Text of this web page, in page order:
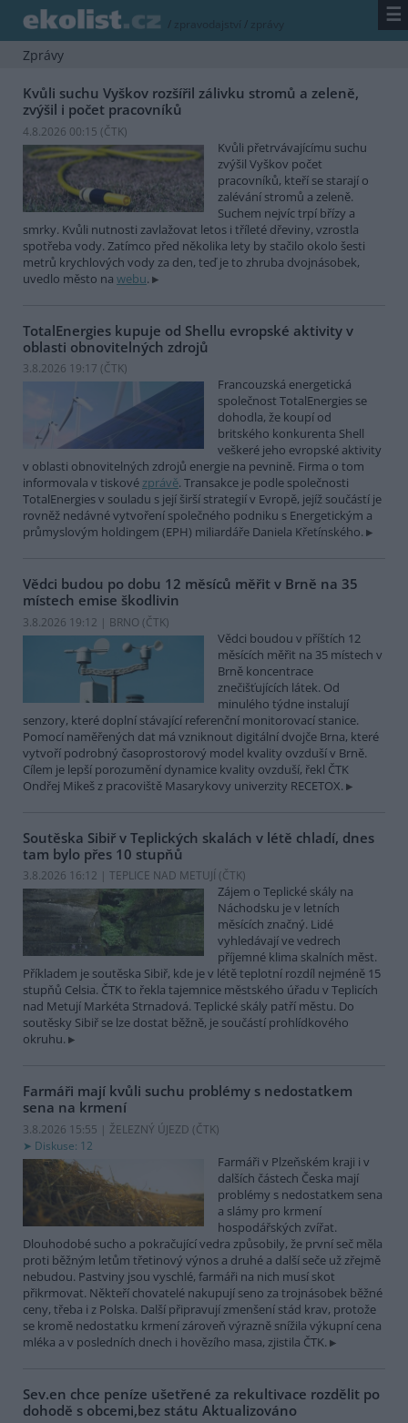
/ zpravodajství / zprávy ☰
Zprávy
Kvůli suchu Vyškov rozšířil zálivku stromů a zeleně,
zvýšil i počet pracovníků
4.8.2026 00:15 (ČTK)
Kvůli přetrvávajícímu suchu
zvýšil Vyškov počet
pracovníků, kteří se starají o
zalévání stromů a zeleně.
Suchem nejvíc trpí břízy a
smrky. Kvůli nutnosti zavlažovat letos i tříleté dřeviny, vzrostla
spotřeba vody. Zatímco před několika lety by stačilo okolo šesti
metrů krychlových vody za den, teď je to zhruba dvojnásobek,
uvedlo město na webu.
TotalEnergies kupuje od Shellu evropské aktivity v
oblasti obnovitelných zdrojů
3.8.2026 19:17 (ČTK)
Francouzská energetická
společnost TotalEnergies se
dohodla, že koupí od
britského konkurenta Shell
veškeré jeho evropské aktivity
v oblasti obnovitelných zdrojů energie na pevnině. Firma o tom
informovala v tiskovézprávě. Transakce je podle společnosti
TotalEnergies v souladu s její širší strategií v Evropě, jejíž součástí je
rovněž nedávné vytvoření společného podniku s Energetickým a
průmyslovým holdingem (EPH) miliardáře Daniela Křetínského.
Vědci budou po dobu 12 měsíců měřit v Brně na 35
místech emise škodlivin
3.8.2026 19:12 | BRNO (ČTK)
Vědci boudou v příštích 12
měsících měřit na 35 místech v
Brně koncentrace
znečišťujících látek. Od
minulého týdne instalují
senzory, které doplní stávající referenční monitorovací stanice.
Pomocí naměřených dat má vzniknout digitální dvojče Brna, které
vytvoří podrobný časoprostorový model kvality ovzduší v Brně.
Cílem je lepší porozumění dynamice kvality ovzduší, řekl ČTK
Ondřej Mikeš z pracoviště Masarykovy univerzity RECETOX.
Soutěska Sibiř v Teplických skalách v létě chladí, dnes
tam bylo přes 10 stupňů
3.8.2026 16:12 | TEPLICE NAD METUJÍ (ČTK)
Zájem o Teplické skály na
Náchodsku je v letních
měsících značný. Lidé
vyhledávají ve vedrech
příjemné klima skalních měst.
Příkladem je soutěska Sibiř, kde je v létě teplotní rozdíl nejméně 15
stupňů Celsia. ČTK to řekla tajemnice městského úřadu v Teplicích
nad Metují Markéta Strnadová. Teplické skály patří městu. Do
soutěsky Sibiř se lze dostat běžně, je součástí prohlídkového
okruhu.
Farmáři mají kvůli suchu problémy s nedostatkem
sena na krmení
3.8.2026 15:55 | ŽELEZNÝ ÚJEZD (ČTK)
Diskuse: 12
Farmáři v Plzeňském kraji i v
dalších částech Česka mají
problémy s nedostatkem sena
a slámy pro krmení
hospodářských zvířat.
Dlouhodobé sucho a pokračující vedra způsobily, že první seč měla
proti běžným letům třetinový výnos a druhé a další seče už zřejmě
nebudou. Pastviny jsou vyschlé, farmáři na nich musí skot
přikrmovat. Někteří chovatelé nakupují seno za trojnásobek běžné
ceny, třeba i z Polska. Další připravují zmenšení stád krav, protože
se kromě nedostatku krmení zároveň výrazně snížila výkupní cena
mléka a v posledních dnech i hovězího masa, zjistila ČTK.
Sev.en chce peníze ušetřené za rekultivace rozdělit po
dohodě s obcemi,bez státu Aktualizováno